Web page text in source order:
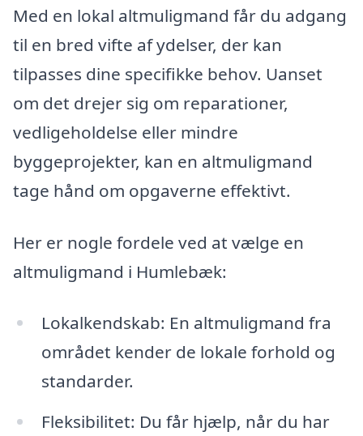
Med en lokal altmuligmand får du adgang
til en bred vifte af ydelser, der kan
tilpasses dine specifikke behov. Uanset
om det drejer sig om reparationer,
vedligeholdelse eller mindre
byggeprojekter, kan en altmuligmand
tage hånd om opgaverne effektivt.
Her er nogle fordele ved at vælge en
altmuligmand i Humlebæk:
Lokalkendskab: En altmuligmand fra
området kender de lokale forhold og
standarder.
Fleksibilitet: Du får hjælp, når du har